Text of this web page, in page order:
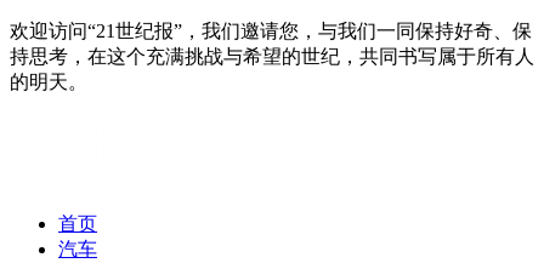
欢迎访问“21世纪报”，我们邀请您，与我们一同保持好奇、保
持思考，在这个充满挑战与希望的世纪，共同书写属于所有人
的明天。
首页
汽车